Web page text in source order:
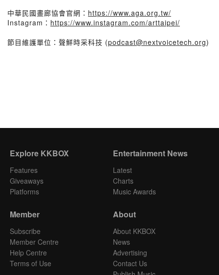
中華民國畫廊協會官網： https://www.aga.org.tw/
Instagram： https://www.instagram.com/arttaipei/
節目維護單位：聲鮮時采科技 (podcast@nextvoicetech.org)
Explore KKBOX
Features
Giveaways
Platforms
Entertainment News
Latest
Charts
Music Awards
Member
Subscribe
Member Centre
Help Centre
Terms of Use
About
About KKBOX
News
Advertising
Contact Us